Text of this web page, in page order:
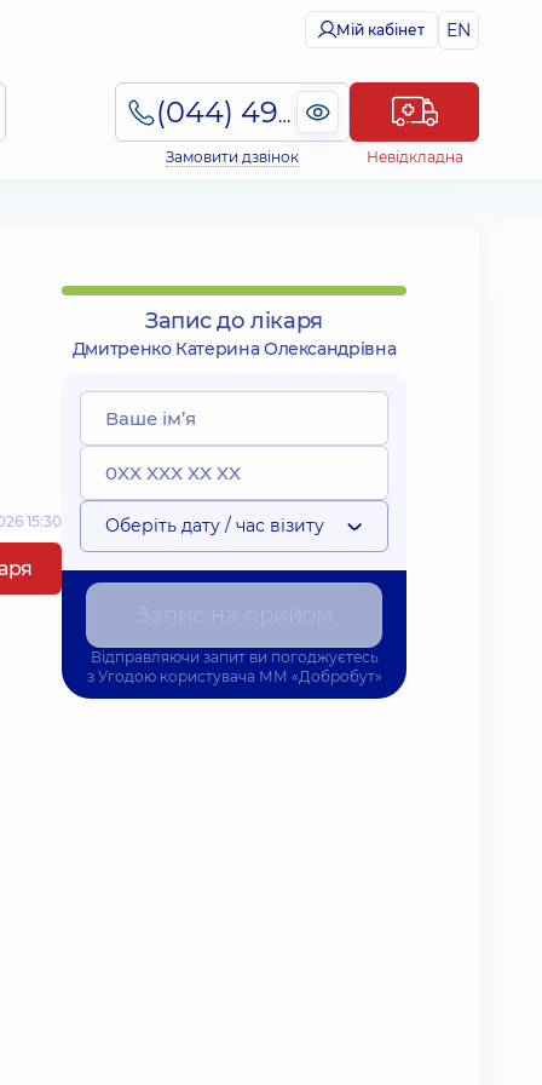
Мій кабінет EN
(044) 495-2-888
Замовити дзвінок Невідкладна
15:30
Запис до лікаря
Дмитренко Катерина Олександрівна
Оберіть дату / час візиту
Відправляючи запит ви погоджуєтесь
з Угодою користувача ММ «Добробут»